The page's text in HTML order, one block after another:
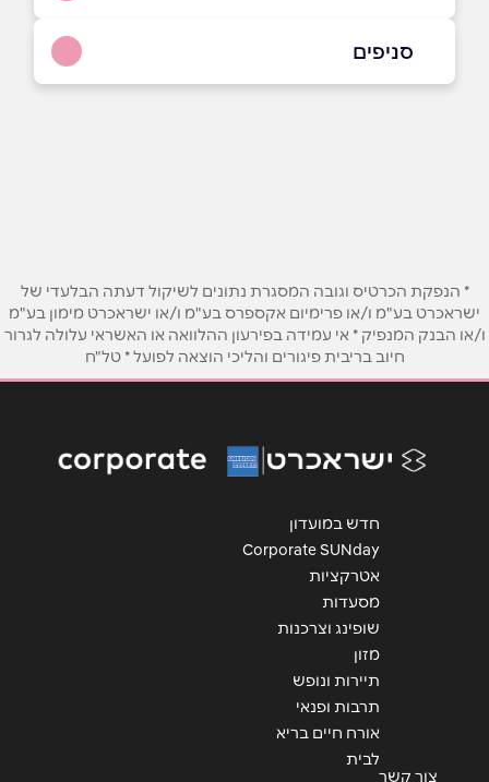
באתר בפייסבוק באינסטגרם
אימייל*
אנא חזרו אלי בקשר ל...
סניפים
* הנפקת הכרטיס וגובה המסגרת נתונים לשיקול דעתה הבלעדי של
ישראכרט בע"מ ו/או פרימיום אקספרס בע"מ ו/או ישראכרט מימון בע"מ
ו/או הבנק המנפיק * אי עמידה בפירעון ההלוואה או האשראי עלולה לגרור
חיוב בריבית פיגורים והליכי הוצאה לפועל * טל"ח
חדש במועדון
Corporate SUNday
אטרקציות
מסעדות
שופינג וצרכנות
מזון
תיירות ונופש
תרבות ופנאי
אורח חיים בריא
לבית
צור קשר